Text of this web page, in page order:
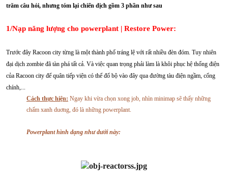
trăm câu hỏi, nhưng tóm lại chiến dịch gồm 3 phần như sau
1/Nạp năng lượng cho powerplant | Restore Power:
Trước đây Racoon city từng là một thành phố tráng lệ với rất nhiều đèn đóm. Tuy nhiên
đại dịch zombie đã tàn phá tất cả. Và việc quan trọng phải làm là khôi phục hệ thống điện
của Racoon city để quân tiếp viện có thể đổ bộ vào đây qua đường tàu điện ngầm, cổng
chính,...
Cách thực hiện: Ngay khi vừa chọn xong job, nhìn minimap sẽ thấy những
chấm xanh duơng, đó là những powerplant.
Powerplant hình dạng như dưới này: